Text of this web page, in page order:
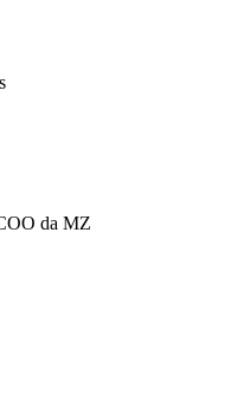
da MZ